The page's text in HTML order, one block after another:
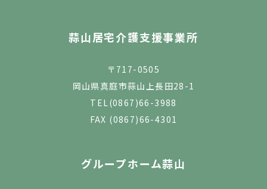
蒜山居宅介護支援事業所
〒717-0505
岡山県真庭市蒜山上長田28-1
TEL(0867)66-3988
FAX (0867)66-4301
グループホーム蒜山